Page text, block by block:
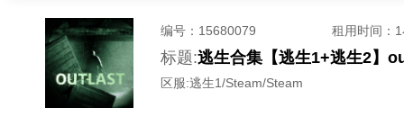
编号： 15680079 租用时间 ：
标题:逃生合集【逃生1+逃生2】
区服:逃生1/Steam/Steam